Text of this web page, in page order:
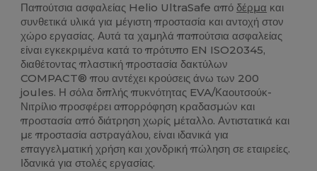
Παπούτσια ασφαλείας Helio UltraSafe απόδέρμα και
συνθετικά υλικά για μέγιστη προστασία και αντοχή στον
χώρο εργασίας. Αυτά τα χαμηλά παπούτσια ασφαλείας
είναι εγκεκριμένα κατά το πρότυπο EN ISO20345,
διαθέτοντας πλαστική προστασία δακτύλων
COMPACT® που αντέχει κρούσεις άνω των 200
joules. Η σόλα διπλής πυκνότητας EVA/Καουτσούκ-
Νιτρίλιο προσφέρει απορρόφηση κραδασμών και
προστασία από διάτρηση χωρίς μέταλλο. Αντιστατικά και
με προστασία αστραγάλου, είναι ιδανικά για
επαγγελματική χρήση και χονδρική πώληση σε εταιρείες.
Ιδανικά για στολές εργασίας.